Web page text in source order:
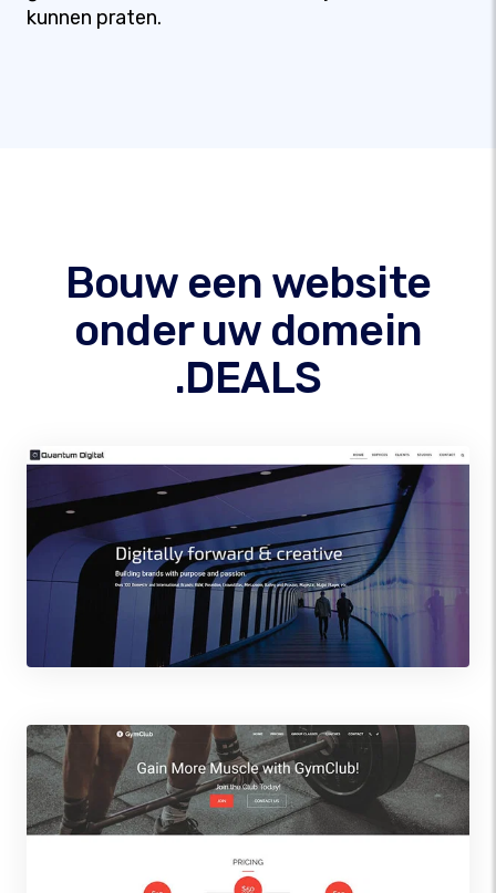
kunnen praten.
Bouw een website
onder uw domein
.DEALS